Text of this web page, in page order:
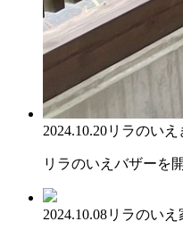
2024.10.20リラのいえ
リラのいえバザーを
2024.10.08リラのいえ